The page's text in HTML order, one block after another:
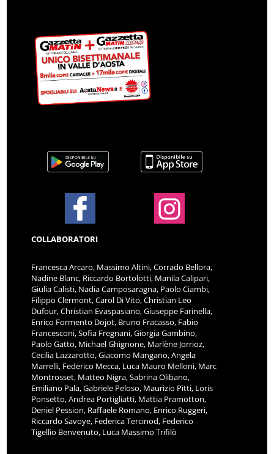
COLLABORATORI
Francesca Arcaro, Massimo Altini, Corrado Bellora,
Nadine Blanc, Riccardo Bortolotti, Manila Calipari,
Giulia Calisti, Nadia Camposaragna, Paolo Ciambi,
Filippo Clermont, Carol Di Vito, Christian Leo
Dufour, Christian Evaspasiano, Giuseppe Farinella,
Enrico Formento Dojot, Bruno Fracasso, Fabio
Francesconi, Sofia Fregnani, Giorgia Gambino,
Paolo Gatto, Michael Ghignone, Marlène Jorrioz,
Cecilia Lazzarotto, Giacomo Mangano, Angela
Marrelli, Federico Mecca, Luca Mauro Melloni, Marc
Montrosset, Matteo Nigra, Sabrina Olibano,
Emiliano Pala, Gabriele Peloso, Maurizio Pitti, Loris
Ponsetto, Andrea Portigliatti, Mattia Pramotton,
Deniel Pession, Raffaele Romano, Enrico Ruggeri,
Riccardo Savoye, Federica Tercinod, Federico
Tigellio Benvenuto, Luca Massimo Trifilò